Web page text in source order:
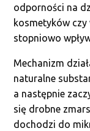
odporności na
kosmetyków
stopniowo
Mechanizm
naturalne
a następnie
się drobne
dochodzi do